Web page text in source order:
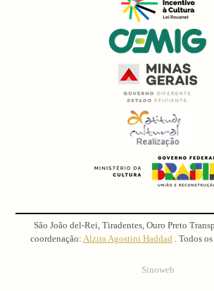
São João del-Rei, Tiradentes, Ouro Preto
coordenação: Alzira Agostini Haddad . Todos
Sinoweb